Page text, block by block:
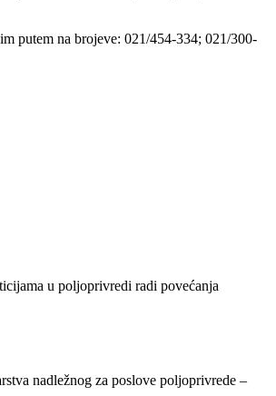
putem na brojeve: 021/454-334; 021/300-
u poljoprivredi radi povećanja
nadležnog za poslove poljoprivrede –